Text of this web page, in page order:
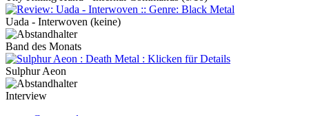
Uada - Interwoven (keine)
Band des Monats
Sulphur Aeon
Interview